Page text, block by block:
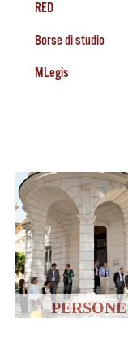
RED
Borse di studio
MLegis
PERSONE